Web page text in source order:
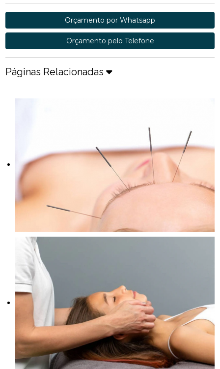
Orçamento por Whatsapp
Orçamento pelo Telefone
Páginas Relacionadas